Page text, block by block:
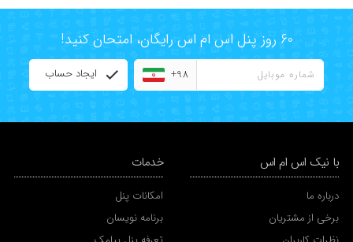
60 روز پنل اس ام اس رایگان، امتحان کنید!
+98 ایجاد حساب
با نیک اس ام اس
درباره ما
برخی از مشتریان
خدمات
امکانات پنل
برنامه نویسان